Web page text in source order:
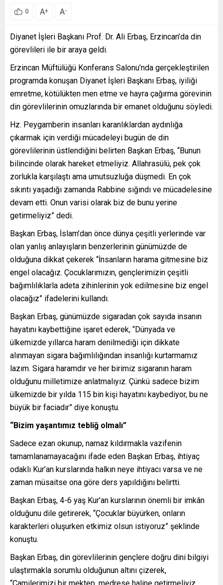
0 A+ A-
Diyanet İşleri Başkanı Prof. Dr. Ali Erbaş, Erzincan’da din
görevlileri ile bir araya geldi.
Erzincan Müftülüğü Konferans Salonu’nda gerçekleştirilen
programda konuşan Diyanet İşleri Başkanı Erbaş, iyiliği
emretme, kötülükten men etme ve hayra çağırma görevinin
din görevlilerinin omuzlarında bir emanet olduğunu söyledi.
Hz. Peygamberin insanları karanlıklardan aydınlığa
çıkarmak için verdiği mücadeleyi bugün de din
görevlilerinin üstlendiğini belirten Başkan Erbaş, “Bunun
bilincinde olarak hareket etmeliyiz. Allahrasülü, pek çok
zorlukla karşılaştı ama umutsuzluğa düşmedi. En çok
sıkıntı yaşadığı zamanda Rabbine sığındı ve mücadelesine
devam etti. Onun varisi olarak biz de bunu yerine
getirmeliyiz” dedi.
Başkan Erbaş, İslam’dan önce dünya çeşitli yerlerinde var
olan yanlış anlayışların benzerlerinin günümüzde de
olduğuna dikkat çekerek “İnsanların harama gitmesine biz
engel olacağız. Çocuklarımızın, gençlerimizin çeşitli
bağımlılıklarla adeta zihinlerinin yok edilmesine biz engel
olacağız” ifadelerini kullandı.
Başkan Erbaş, günümüzde sigaradan çok sayıda insanın
hayatını kaybettiğine işaret ederek, “Dünyada ve
ülkemizde yıllarca haram denilmediği için dikkate
alınmayan sigara bağımlılığından insanlığı kurtarmamız
lazım. Sigara haramdır ve her birimiz sigaranın haram
olduğunu milletimize anlatmalıyız. Çünkü sadece bizim
ülkemizde bir yılda 115 bin kişi hayatını kaybediyor, bu ne
büyük bir faciadır” diye konuştu.
“Bizim yaşantımız tebliğ olmalı”
Sadece ezan okunup, namaz kıldırmakla vazifenin
tamamlanamayacağını ifade eden Başkan Erbaş, ihtiyaç
odaklı Kur’an kurslarında halkın neye ihtiyacı varsa ve ne
zaman müsaitse ona göre ders yapıldığını belirtti.
Başkan Erbaş, 4-6 yaş Kur’an kurslarının önemli bir imkân
olduğunu dile getirerek, “Çocuklar büyürken, onların
karakterleri oluşurken etkimiz olsun istiyoruz” şeklinde
konuştu.
Başkan Erbaş, din görevlilerinin gençlere doğru dini bilgiyi
ulaştırmakla sorumlu olduğunun altını çizerek,
“Camilerimizi bir mektep, medrese haline getirmeliyiz.